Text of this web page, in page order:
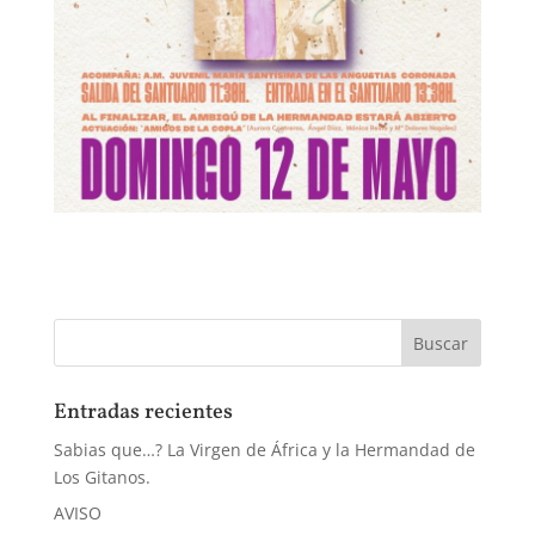
Entradas recientes
Sabias que…? La Virgen de África y la Hermandad de
Los Gitanos.
AVISO